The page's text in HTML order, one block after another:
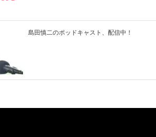
島田慎二のポッドキャスト、配信中！